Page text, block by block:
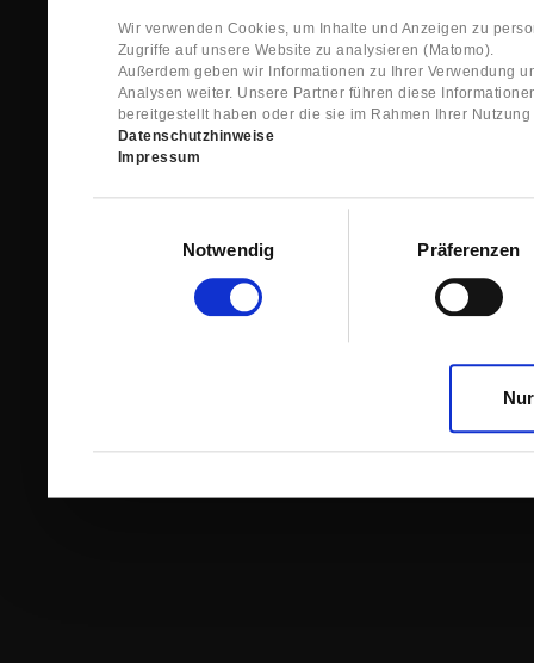
Wir verwenden Cookies, um Inhalte und Anzeigen zu
Zugriffe auf unsere Website zu analysieren (Matomo).
Außerdem geben wir Informationen zu Ihrer Verwendung
Analysen weiter. Unsere Partner führen diese
bereitgestellt haben oder die sie im Rahmen Ihrer
Datenschutzhinweise
Impressum
Notwendig
Präferenzen